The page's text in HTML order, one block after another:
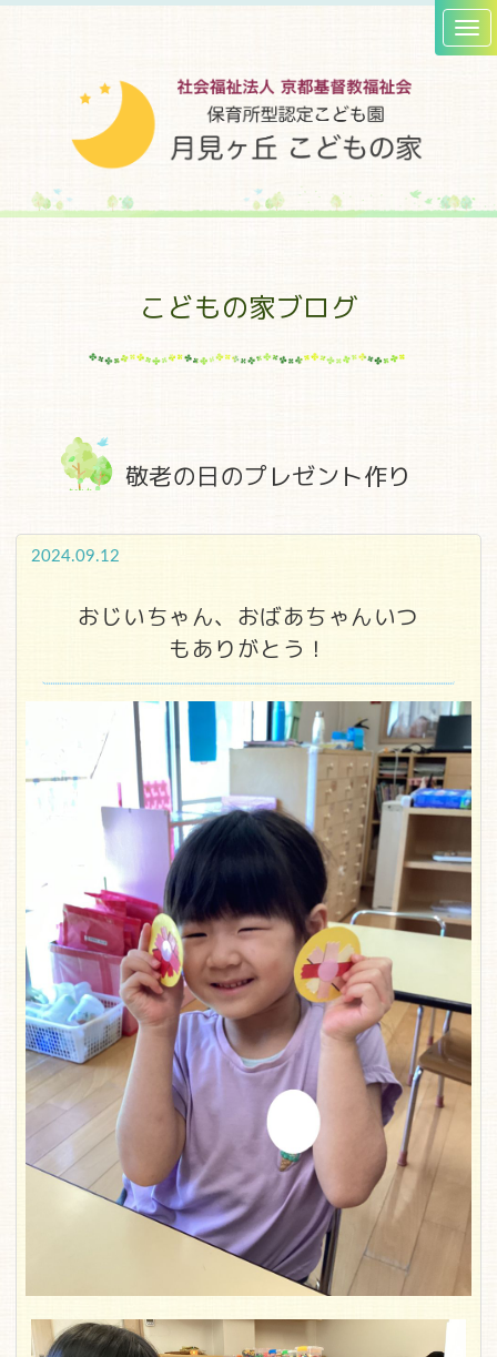
こどもの家ブログ
敬老の日のプレゼント作り
2024.09.12
おじいちゃん、おばあちゃんいつ
もありがとう！